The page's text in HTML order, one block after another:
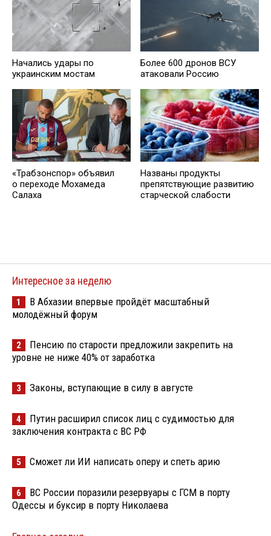
Начались удары по
украинским мостам
Более 600 дронов ВСУ
атаковали Россию
«Трабзонспор» объявил
о переходе Мохамеда
Салаха
Названы продукты
препятствующие развитию
старческой слабости
Интересное за неделю
1
В Абхазии впервые пройдёт масштабный
молодёжный форум
2
Пенсию по старости предложили закрепить на
уровне не ниже 40% от заработка
3 Законы, вступающие в силу в августе
4
Путин расширил список лиц с судимостью для
заключения контракта с ВС РФ
5 Сможет ли ИИ написать оперу и спеть арию
6
ВС России поразили резервуары с ГСМ в порту
Одессы и буксир в порту Николаева